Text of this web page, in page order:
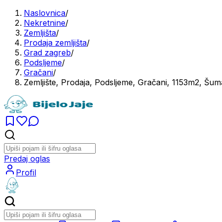
Naslovnica/
Nekretnine/
Zemljišta/
Prodaja zemljišta/
Grad zagreb/
Podsljeme/
Gračani/
Zemljište, Prodaja, Podsljeme, Gračani, 1153m2,
Predaj oglas
Profil